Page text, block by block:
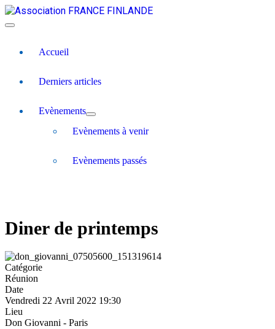
Accueil
Derniers articles
Evènements
Evènements à venir
Evènements passés
Diner de printemps
Catégorie
Réunion
Date
Vendredi 22 Avril 2022 19:30
Lieu
Don Giovanni - Paris